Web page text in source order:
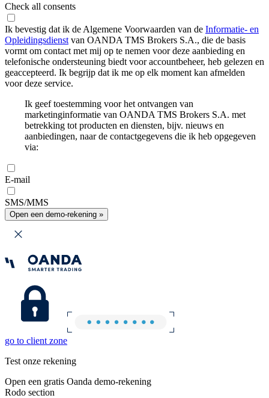
Check all consents
Ik bevestig dat ik de Algemene Voorwaarden van de Informatie- en
Opleidingsdienst van OANDA TMS Brokers S.A., die de basis
vormt om contact met mij op te nemen voor deze aanbieding en
telefonische ondersteuning biedt voor accountbeheer, heb gelezen en
geaccepteerd. Ik begrijp dat ik me op elk moment kan afmelden
voor deze service.
Ik geef toestemming voor het ontvangen van
marketinginformatie van OANDA TMS Brokers S.A. met
betrekking tot producten en diensten, bijv. nieuws en
aanbiedingen, naar de contactgegevens die ik heb opgegeven
via:
E-mail
SMS/MMS
Open een demo-rekening »
go to client zone
Test onze rekening
Open een gratis Oanda demo-rekening
Rodo section